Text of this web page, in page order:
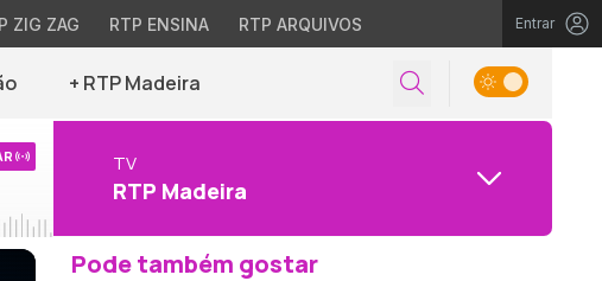
ZIG ZAG RTP ENSINA RTP ARQUIVOS Entrar
+ RTP Madeira
TV
RTP Madeira
Pode também gostar